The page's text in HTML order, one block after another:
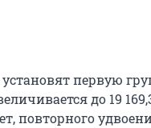
первую
до 19
повторного